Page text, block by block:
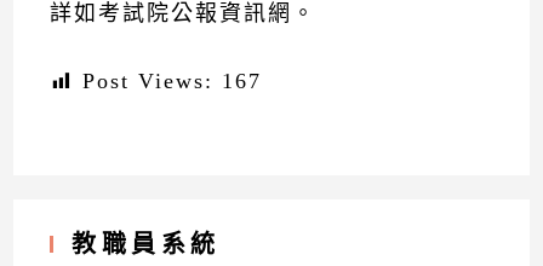
詳如考試院公報資訊網 。
Post Views: 167
教職員系統